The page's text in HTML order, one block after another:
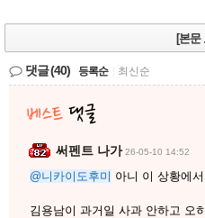
[본문
댓글(40) 등록순 최신순
써펜트 나가 26-05-10 14:52
@니카이도후미 아니 이 상황에
김용남이 과거일 사과 안하고 오